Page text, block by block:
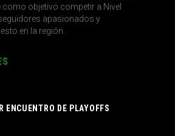
como objetivo competir a Nivel
apasionados y
en la región.
ENCUENTRO DE PLAYOFFS